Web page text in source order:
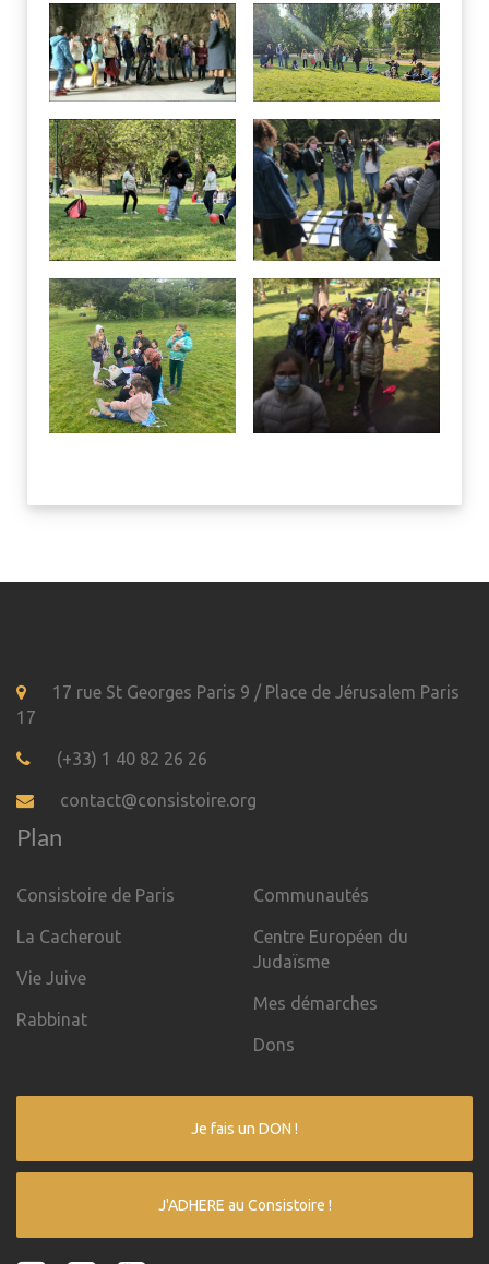
17 rue St Georges Paris 9 / Place de Jérusalem Paris
17
(+33) 1 40 82 26 26
contact@consistoire.org
Plan
Consistoire de Paris
La Cacherout
Vie Juive
Rabbinat
Communautés
Centre Européen du
Judaïsme
Mes démarches
Dons
Je fais un DON !
J'ADHERE au Consistoire !